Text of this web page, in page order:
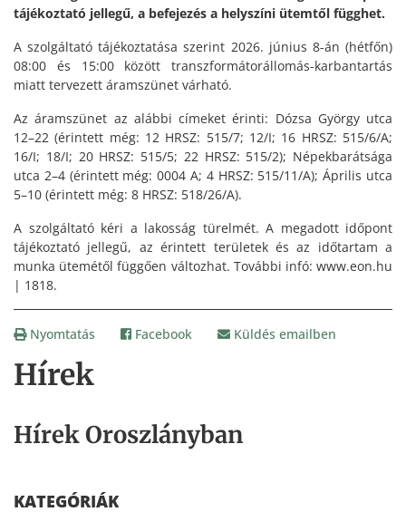
Hírek
Hírek Oroszlányban
KATEGÓRIÁK
tájékoztató jellegű, a befejezés a helyszíni ütemtől függhet.
A szolgáltató tájékoztatása szerint 2026. június 8-án (hétfőn)
08:00 és 15:00 között transzformátorállomás-karbantartás
miatt tervezett áramszünet várható.
Az áramszünet az alábbi címeket érinti: Dózsa György utca
12–22 (érintett még: 12 HRSZ: 515/7; 12/I; 16 HRSZ: 515/6/A;
16/I; 18/I; 20 HRSZ: 515/5; 22 HRSZ: 515/2); Népekbarátsága
utca 2–4 (érintett még: 0004 A; 4 HRSZ: 515/11/A); Április utca
5–10 (érintett még: 8 HRSZ: 518/26/A).
A szolgáltató kéri a lakosság türelmét. A megadott időpont
tájékoztató jellegű, az érintett területek és az időtartam a
munka ütemétől függően változhat. További infó: www.eon.hu
| 1818.
Nyomtatás Facebook Küldés emailben